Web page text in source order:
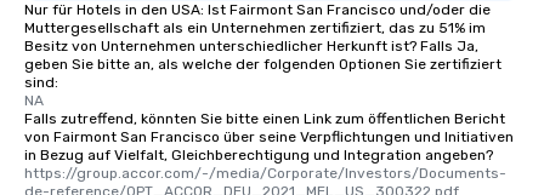
Nur für Hotels in den USA: Ist Fairmont San Francisco und/oder die
Muttergesellschaft als ein Unternehmen zertifiziert, das zu 51% im
Besitz von Unternehmen unterschiedlicher Herkunft ist? Falls Ja,
geben Sie bitte an, als welche der folgenden Optionen Sie zertifiziert
sind:
NA
Falls zutreffend, könnten Sie bitte einen Link zum öffentlichen Bericht
von Fairmont San Francisco über seine Verpflichtungen und Initiativen
in Bezug auf Vielfalt, Gleichberechtigung und Integration angeben?
https://group.accor.com/-/media/Corporate/Investors/Documents-